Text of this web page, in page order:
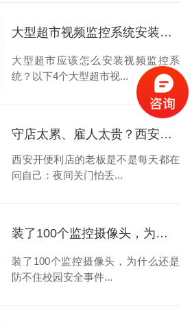
大型超市视频监控系统安装的4大设计原则，速速查看！
大型超市应该怎么安装视频监控系
统？以下4个大型超市视...
守店太累、雇人太贵？西安便利店老板选择安装24小时云智售系统解决问题
西安开便利店的老板是不是每天都在
问自己：夜间关门怕丢...
装了100个监控摄像头，为什么还是防不住校园安全事件？
装了100个监控摄像头，为什么还是
防不住校园安全事件...